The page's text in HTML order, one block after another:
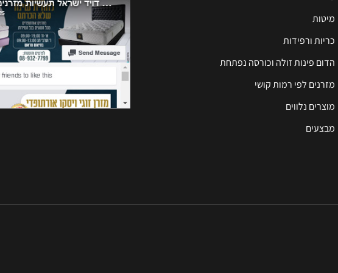
מיטות
כריות ורפידות
הדום פינות זולה וכורסה נפתחת
מזרנים לפי רמות קושי
מוצרים נלווים
מבצעים